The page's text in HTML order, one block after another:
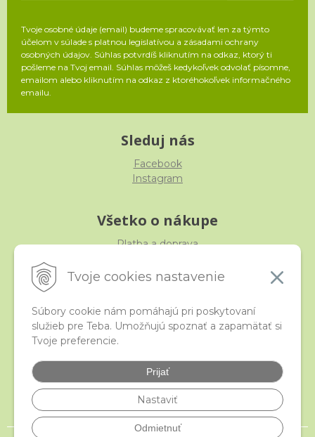
Tvoje cookies nastavenie
Súbory cookie nám pomáhajú pri poskytovaní
služieb pre Teba. Umožňujú spoznať a zapamätať si
Tvoje preferencie.
Prijať
Nastaviť
Odmietnuť
Tvoje osobné údaje (email) budeme spracovávať len za týmto
účelom v súlade s platnou legislatívou a zásadami ochrany
osobných údajov. Súhlas potvrdíš kliknutím na odkaz, ktorý ti
pošleme na Tvoj email. Súhlas môžeš kedykoľvek odvolať písomne,
emailom alebo kliknutím na odkaz z ktoréhokoľvek informačného
emailu.
Sleduj nás
Facebook
Instagram
Všetko o nákupe
Platba a doprava
Obchodné podmienky
iStraka
Veľkoobchod
Najčastejšie otázky
Certifikáty